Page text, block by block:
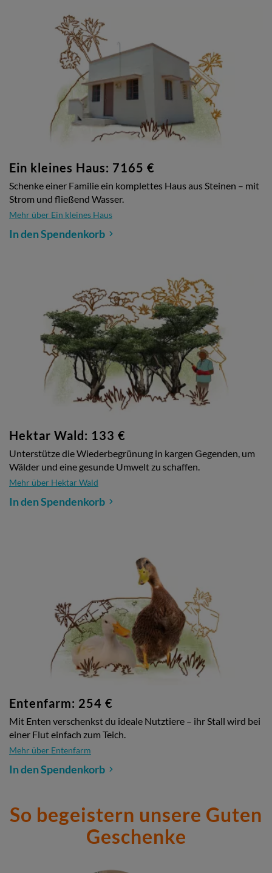
Ein kleines Haus: 7165 €
Schenke einer Familie ein komplettes Haus aus Steinen – mit
Strom und fließend Wasser.
Mehr über Ein kleines Haus
In den Spendenkorb
Hektar Wald: 133 €
Unterstütze die Wiederbegrünung in kargen Gegenden, um
Wälder und eine gesunde Umwelt zu schaffen.
Mehr über Hektar Wald
In den Spendenkorb
Entenfarm: 254 €
Mit Enten verschenkst du ideale Nutztiere – ihr Stall wird bei
einer Flut einfach zum Teich.
Mehr über Entenfarm
In den Spendenkorb
So begeistern unsere Guten
Geschenke